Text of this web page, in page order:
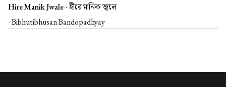
Hire Manik Jwale -হীরে মানিক জ্বলে
- Bibhutibhusan Bandopadhyay